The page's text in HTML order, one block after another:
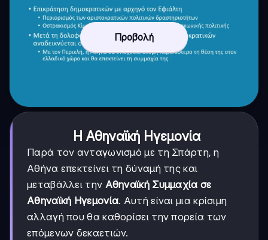
Προβολή
Η Αθηναϊκή Ηγεμονία
Παρά τον ανταγωνισμό με τη Σπάρτη, η
Αθήνα επεκτείνει τη δύναμή της και
μεταβάλλει την Αθηναϊκή Συμμαχία σε
Αθηναϊκή Ηγεμονία. Αυτή είναι μια κρίσιμη
αλλαγή που θα καθορίσει την πορεία των
επόμενων δεκαετιών.